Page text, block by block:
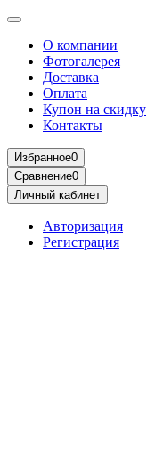
О компании
Фотогалерея
Доставка
Оплата
Купон на скидку
Контакты
Избранное0
Сравнение0
Личный кабинет
Авторизация
Регистрация